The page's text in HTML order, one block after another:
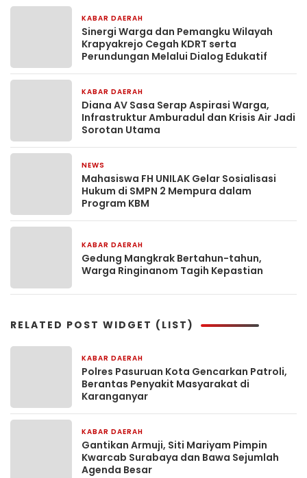
KABAR DAERAH
Sinergi Warga dan Pemangku Wilayah
Krapyakrejo Cegah KDRT serta
Perundungan Melalui Dialog Edukatif
KABAR DAERAH
Diana AV Sasa Serap Aspirasi Warga,
Infrastruktur Amburadul dan Krisis Air Jadi
Sorotan Utama
NEWS
Mahasiswa FH UNILAK Gelar Sosialisasi
Hukum di SMPN 2 Mempura dalam
Program KBM
KABAR DAERAH
Gedung Mangkrak Bertahun-tahun,
Warga Ringinanom Tagih Kepastian
RELATED POST WIDGET (LIST)
KABAR DAERAH
Polres Pasuruan Kota Gencarkan Patroli,
Berantas Penyakit Masyarakat di
Karanganyar
KABAR DAERAH
Gantikan Armuji, Siti Mariyam Pimpin
Kwarcab Surabaya dan Bawa Sejumlah
Agenda Besar